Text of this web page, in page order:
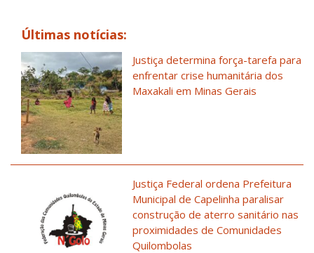
Últimas notícias:
Justiça determina força-tarefa para
enfrentar crise humanitária dos
Maxakali em Minas Gerais
Justiça Federal ordena Prefeitura
Municipal de Capelinha paralisar
construção de aterro sanitário nas
proximidades de Comunidades
Quilombolas